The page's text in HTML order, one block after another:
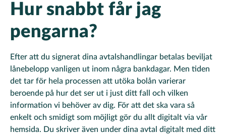
Hur snabbt får jag
pengarna?
Efter att du signerat dina avtalshandlingar betalas beviljat
lånebelopp vanligen ut inom några bankdagar. Men tiden
det tar för hela processen att utöka bolån varierar
beroende på hur det ser ut i just ditt fall och vilken
information vi behöver av dig. För att det ska vara så
enkelt och smidigt som möjligt gör du allt digitalt via vår
hemsida. Du skriver även under dina avtal digitalt med ditt